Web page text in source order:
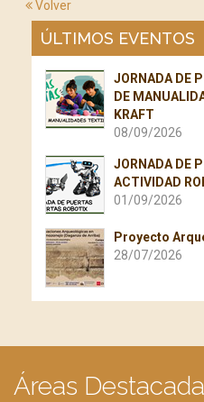
Volver
ÚLTIMOS EVENTOS
JORNADA DE
DE
KRAFT
08/09/2026
JORNADA DE
ACTIVIDAD
01/09/2026
Proyecto
28/07/2026
Áreas